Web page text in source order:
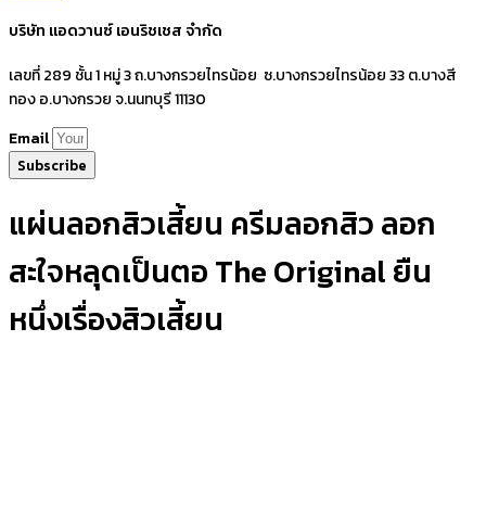
บริษัท แอดวานซ์ เอนริชเชส จำกัด
เลขที่ 289 ชั้น 1 หมู่ 3 ถ.บางกรวยไทรน้อย ซ.บางกรวยไทรน้อย 33 ต.บางสี
ทอง อ.บางกรวย จ.นนทบุรี 11130
Email
Subscribe
แผ่นลอกสิวเสี้ยน ครีมลอกสิว ลอก
สะใจหลุดเป็นตอ The Original ยืน
หนึ่งเรื่องสิวเสี้ยน